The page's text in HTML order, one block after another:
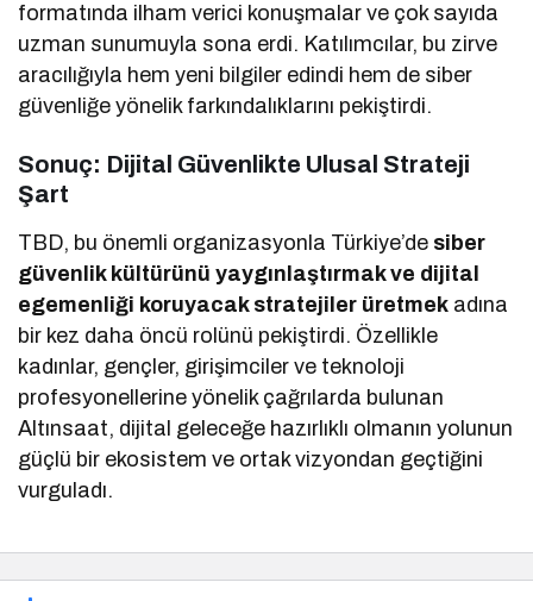
formatında ilham verici konuşmalar ve çok sayıda
uzman sunumuyla sona erdi. Katılımcılar, bu zirve
aracılığıyla hem yeni bilgiler edindi hem de siber
güvenliğe yönelik farkındalıklarını pekiştirdi.
Sonuç: Dijital Güvenlikte Ulusal Strateji
Şart
TBD, bu önemli organizasyonla Türkiye’de siber
güvenlik kültürünü yaygınlaştırmak ve dijital
egemenliği koruyacak stratejiler üretmek adına
bir kez daha öncü rolünü pekiştirdi. Özellikle
kadınlar, gençler, girişimciler ve teknoloji
profesyonellerine yönelik çağrılarda bulunan
Altınsaat, dijital geleceğe hazırlıklı olmanın yolunun
güçlü bir ekosistem ve ortak vizyondan geçtiğini
vurguladı.